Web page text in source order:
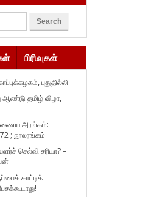
பிரிவுகள்
புதுதில்லி
ஆண்டு தமிழ் விழா,
இணைய அரங்கம்:
; நூலரங்கம்
செல்வி சரியா? –
காட்டிக்